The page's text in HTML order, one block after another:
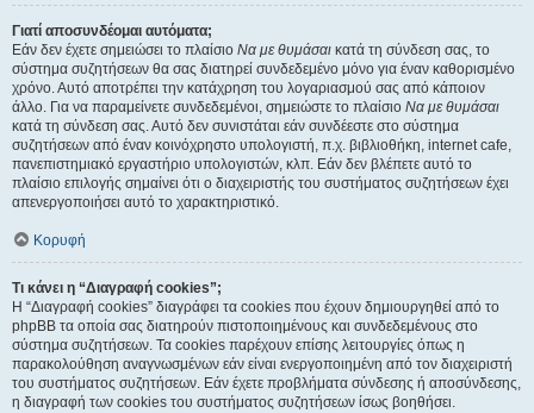
Γιατί αποσυνδέομαι αυτόματα;
Εάν δεν έχετε σημειώσει το πλαίσιο Να με θυμάσαι κατά τη σύνδεση σας, το
σύστημα συζητήσεων θα σας διατηρεί συνδεδεμένο μόνο για έναν καθορισμένο
χρόνο. Αυτό αποτρέπει την κατάχρηση του λογαριασμού σας από κάποιον
άλλο. Για να παραμείνετε συνδεδεμένοι, σημειώστε το πλαίσιο Να με θυμάσαι
κατά τη σύνδεση σας. Αυτό δεν συνιστάται εάν συνδέεστε στο σύστημα
συζητήσεων από έναν κοινόχρηστο υπολογιστή, π.χ. βιβλιοθήκη, internet cafe,
πανεπιστημιακό εργαστήριο υπολογιστών, κλπ. Εάν δεν βλέπετε αυτό το
πλαίσιο επιλογής σημαίνει ότι ο διαχειριστής του συστήματος συζητήσεων έχει
απενεργοποιήσει αυτό το χαρακτηριστικό.
Κορυφή
Τι κάνει η “Διαγραφή cookies”;
Η “Διαγραφή cookies” διαγράφει τα cookies που έχουν δημιουργηθεί από το
phpBB τα οποία σας διατηρούν πιστοποιημένους και συνδεδεμένους στο
σύστημα συζητήσεων. Τα cookies παρέχουν επίσης λειτουργίες όπως η
παρακολούθηση αναγνωσμένων εάν είναι ενεργοποιημένη από τον διαχειριστή
του συστήματος συζητήσεων. Εάν έχετε προβλήματα σύνδεσης ή αποσύνδεσης,
η διαγραφή των cookies του συστήματος συζητήσεων ίσως βοηθήσει.